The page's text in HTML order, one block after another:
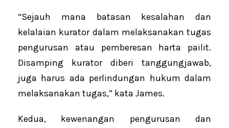
“Sejauh mana batasan kesalahan dan
kelalaian kurator dalam melaksanakan tugas
pengurusan atau pemberesan harta pailit.
Disamping kurator diberi tanggungjawab,
juga harus ada perlindungan hukum dalam
melaksanakan tugas,” kata James.
Kedua, kewenangan pengurusan dan